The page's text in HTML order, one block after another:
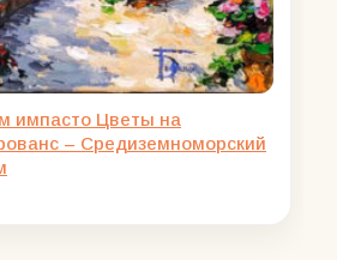
импасто Цветы на
– Средиземноморский